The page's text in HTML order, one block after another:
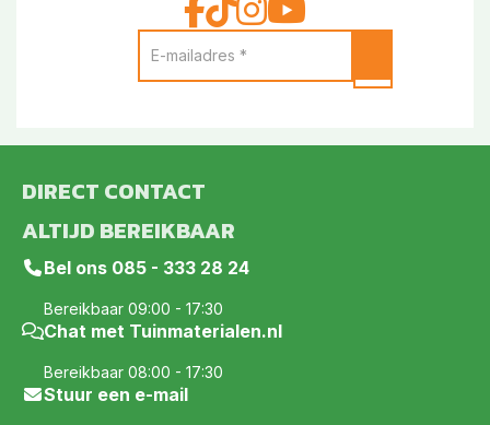
DIRECT CONTACT
ALTIJD BEREIKBAAR
Bel ons 085 - 333 28 24
Bereikbaar 09:00 - 17:30
Chat met Tuinmaterialen.nl
Bereikbaar 08:00 - 17:30
Stuur een e-mail